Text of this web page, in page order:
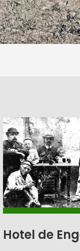
Hotel de